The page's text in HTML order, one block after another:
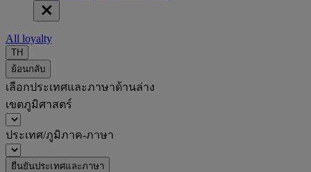
All loyalty
TH
ย้อนกลับ
เลือกประเทศและภาษาด้านล่าง
เขตภูมิศาสตร์
ประเทศ/ภูมิภาค-ภาษา
ยืนยันประเทศและภาษา